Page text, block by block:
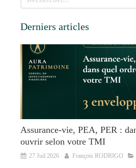
Derniers articles
Assurance-vie, PEA, PER :
ouvrir selon votre TMI
27 Juil 2026 François RODRIGO